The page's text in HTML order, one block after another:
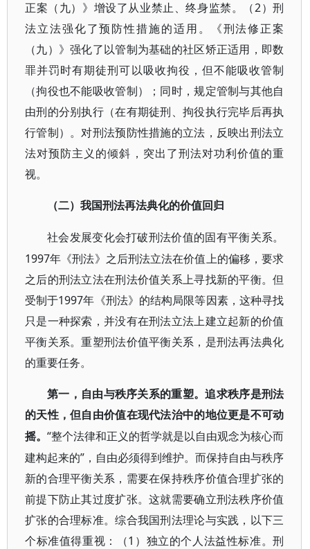
正案（九）》增设了从业禁止、终身监禁。（2）刑
法立法强化了预防性措施的适用。《刑法修正案
（九）》强化了以管制为基础的社区矫正适用，即数
罪并罚时有期徒刑可以吸收拘役，但不能吸收管制
（拘役也不能吸收管制）；同时，规定管制与其他自
由刑的分别执行（在有期徒刑、拘役执行完毕后再执
行管制）。对刑法预防性措施的立法，反映出刑法立
法对预防主义的倾斜，突出了刑法对功利价值的重
视。
（二）我国刑法再法典化的价值回归
社会发展变化会打破刑法价值的固有平衡关系。
1997年《刑法》之后刑法立法在价值上的偏移，要求
之后的刑法立法在刑法价值关系上寻找新的平衡。但
受制于1997年《刑法》的结构局限等因素，这种寻找
只是一种探索，并没有在刑法立法上建立起新的价值
平衡关系。重塑刑法价值平衡关系，是刑法再法典化
的重要任务。
第一，自由与秩序关系的重塑。追求秩序是刑法
的天性，但自由价值在现代法治中的地位更是不可动
摇。“整个法律和正义的哲学就是以自由观念为核心而
建构起来的”，自由必须得到维护。而保持自由与秩序
新的合理平衡关系，需要在保持秩序价值合理扩张的
前提下防止其过度扩张。这就需要确立刑法秩序价值
扩张的合理标准。综合我国刑法理论与实践，以下三
个标准值得重视：（1）独立的个人法益性标准。刑